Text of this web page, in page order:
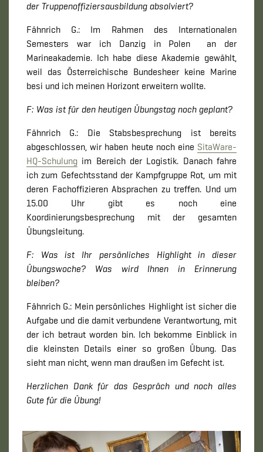
der Truppenoffiziersausbildung absolviert?
Fähnrich G.: Im Rahmen des Internationalen
Semesters war ich Danzig in Polen an der
Marineakademie. Ich habe diese Akademie gewählt,
weil das Österreichische Bundesheer keine Marine
besi und ich meinen Horizont erweitern wollte.
F: Was ist für den heutigen Übungstag noch geplant?
Fähnrich G.: Die Stabsbesprechung ist bereits
abgeschlossen, wir haben heute noch eine SitaWare-
HQ-Schulung im Bereich der Logistik. Danach fahre
ich zum Gefechtsstand der Kampfgruppe Rot, um mit
deren Fachoffizieren Absprachen zu treffen. Und um
15.00 Uhr gibt es noch eine
Koordinierungsbesprechung mit der gesamten
Übungsleitung.
F: Was ist Ihr persönliches Highlight in dieser
Übungswoche? Was wird Ihnen in Erinnerung
bleiben?
Fähnrich G.: Mein persönliches Highlight ist sicher die
Aufgabe und die damit verbundene Verantwortung, mit
der ich betraut worden bin. Ich bekomme Einblick in
die kleinsten Details einer so großen Übung. Das
sieht man nicht, wenn man draußen im Gefecht ist.
Herzlichen Dank für das Gespräch und noch alles
Gute für die Übung!